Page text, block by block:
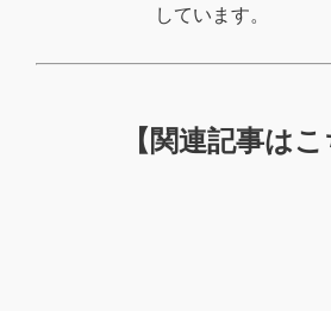
しています。
【関連記事はこ